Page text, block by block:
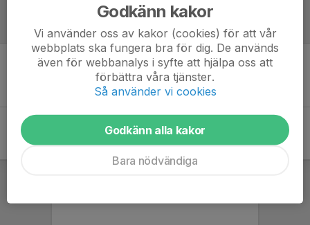
Referat
Inget referat skrivet
Godkänn kakor
Vi använder oss av kakor (cookies) för att vår
webbplats ska fungera bra för dig. De används
även för webbanalys i syfte att hjälpa oss att
förbättra våra tjänster.
Så använder vi cookies
Godkänn alla kakor
Bara nödvändiga